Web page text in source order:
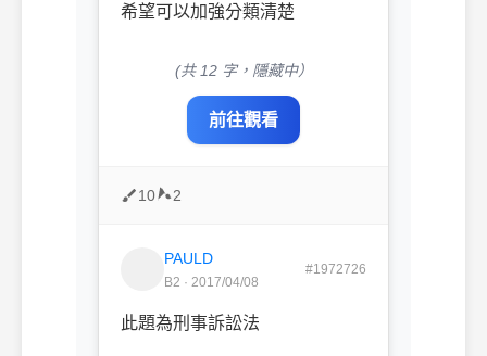
希望可以加強分類清楚
(共 12 字，隱藏中）
前往觀看
10 2
PAULD
B2 · 2017/04/08
#1972726
此題為刑事訴訟法